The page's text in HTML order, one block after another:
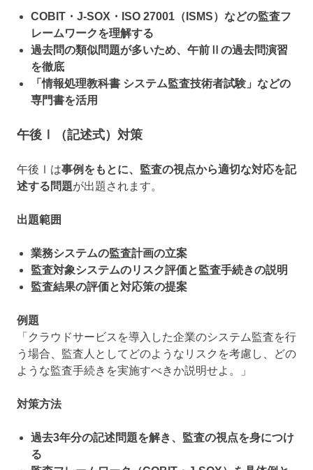
COBIT・J-SOX・ISO 27001（ISMS）などの監査フ
レームワークを理解する
過去問の類似問題が多いため、午前Ⅱの過去問演習
を徹底
「情報処理教科書 システム監査技術者試験」などの
専門書を活用
午後Ⅰ（記述式）対策
午後Ⅰは事例をもとに、監査の視点から適切な対応を記
述する問題が出題されます。
出題範囲
業務システムの監査計画の立案
監査対象システムのリスク評価と監査手続きの説明
監査結果の評価と対応策の提案
例題
「クラウドサービスを導入した企業のシステム監査を行
う場合、監査人としてどのようなリスクを考慮し、どの
ような監査手続きを実施すべきか説明せよ。」
対策方法
過去3年分の記述問題を解き、監査の視点を身につけ
る